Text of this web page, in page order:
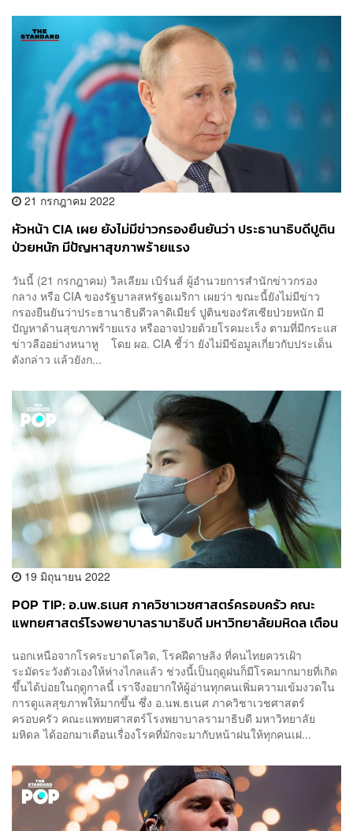
21 กรกฎาคม 2022
หัวหน้า CIA เผย ยังไม่มีข่าวกรองยืนยันว่า ประธานาธิบดีปูติน
ป่วยหนัก มีปัญหาสุขภาพร้ายแรง
วันนี้ (21 กรกฎาคม) วิลเลียม เบิร์นส์ ผู้อำนวยการสำนักข่าวกรอง
กลาง หรือ CIA ของรัฐบาลสหรัฐอเมริกา เผยว่า ขณะนี้ยังไม่มีข่าว
กรองยืนยันว่าประธานาธิบดีวลาดิเมียร์ ปูตินของรัสเซียป่วยหนัก มี
ปัญหาด้านสุขภาพร้ายแรง หรืออาจป่วยด้วยโรคมะเร็ง ตามที่มีกระแส
ข่าวลืออย่างหนาหู โดย ผอ. CIA ชี้ว่า ยังไม่มีข้อมูลเกี่ยวกับประเด็น
ดังกล่าว แล้วยังก...
19 มิถุนายน 2022
POP TIP: อ.นพ.ธเนศ ภาควิชาเวชศาสตร์ครอบครัว คณะ
แพทยศาสตร์โรงพยาบาลรามาธิบดี มหาวิทยาลัยมหิดล เตือน
นอกเหนือจากโรคระบาดโควิด, โรคฝีดาษลิง ที่คนไทยควรเฝ้า
ระมัดระวังตัวเองให้ห่างไกลแล้ว ช่วงนี้เป็นฤดูฝนก็มีโรคมากมายที่เกิด
ขึ้นได้บ่อยในฤดูกาลนี้ เราจึงอยากให้ผู้อ่านทุกคนเพิ่มความเข้มงวดใน
การดูแลสุขภาพให้มากขึ้น ซึ่ง อ.นพ.ธเนศ ภาควิชาเวชศาสตร์
ครอบครัว คณะแพทยศาสตร์โรงพยาบาลรามาธิบดี มหาวิทยาลัย
มหิดล ได้ออกมาเตือนเรื่องโรคที่มักจะมากับหน้าฝนให้ทุกคนเฝ...